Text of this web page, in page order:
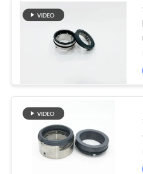
Lowara
pompa